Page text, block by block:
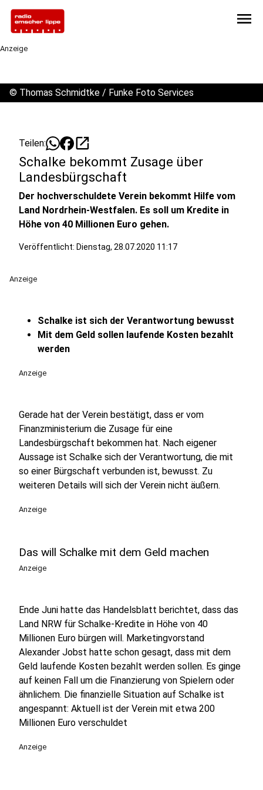
menu
Anzeige
© Thomas Schmidtke / Funke Foto Services
Teilen: open_in_new
Schalke bekommt Zusage über
Landesbürgschaft
Der hochverschuldete Verein bekommt Hilfe vom
Land Nordrhein-Westfalen. Es soll um Kredite in
Höhe von 40 Millionen Euro gehen.
Veröffentlicht: Dienstag, 28.07.2020 11:17
Anzeige
Schalke ist sich der Verantwortung bewusst
Mit dem Geld sollen laufende Kosten bezahlt
werden
Anzeige
Gerade hat der Verein bestätigt, dass er vom
Finanzministerium die Zusage für eine
Landesbürgschaft bekommen hat. Nach eigener
Aussage ist Schalke sich der Verantwortung, die mit
so einer Bürgschaft verbunden ist, bewusst. Zu
weiteren Details will sich der Verein nicht äußern.
Anzeige
Das will Schalke mit dem Geld machen
Anzeige
Ende Juni hatte das Handelsblatt berichtet, dass das
Land NRW für Schalke-Kredite in Höhe von 40
Millionen Euro bürgen will. Marketingvorstand
Alexander Jobst hatte schon gesagt, dass mit dem
Geld laufende Kosten bezahlt werden sollen. Es ginge
auf keinen Fall um die Finanzierung von Spielern oder
ähnlichem. Die finanzielle Situation auf Schalke ist
angespannt: Aktuell ist der Verein mit etwa 200
Millionen Euro verschuldet
Anzeige